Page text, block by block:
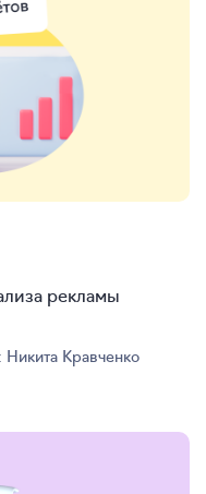
рекламы
Кравченко